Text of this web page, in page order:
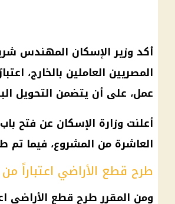
أكد وزير الإسكان المهندس
عمل، على أن يتضمن التحويل
أعلنت وزارة الإسكان عن فتح
العاشرة من المشروع، فيما تم طرح 2974 قطعة أرض في
طرح قطع الأراضي اعتباراً من الأحد